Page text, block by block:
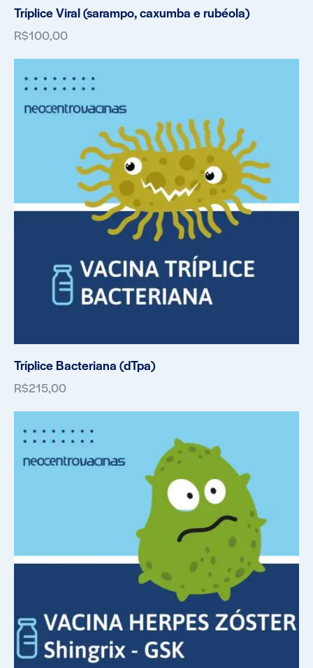
Tríplice Viral (sarampo, caxumba e rubéola)
R$100,00
Tríplice Bacteriana (dTpa)
R$215,00